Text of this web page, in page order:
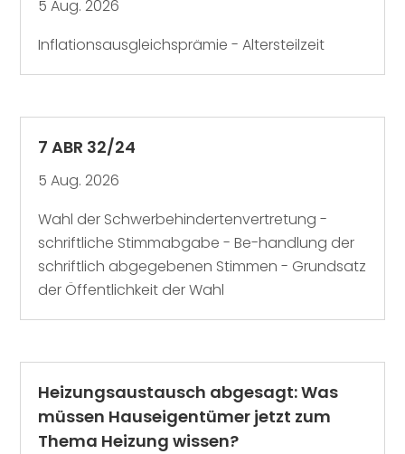
5 Aug. 2026
Inflationsausgleichsprämie - Altersteilzeit
7 ABR 32/24
5 Aug. 2026
Wahl der Schwerbehindertenvertretung -
schriftliche Stimmabgabe - Be-handlung der
schriftlich abgegebenen Stimmen - Grundsatz
der Öffentlichkeit der Wahl
Heizungsaustausch abgesagt: Was
müssen Hauseigentümer jetzt zum
Thema Heizung wissen?